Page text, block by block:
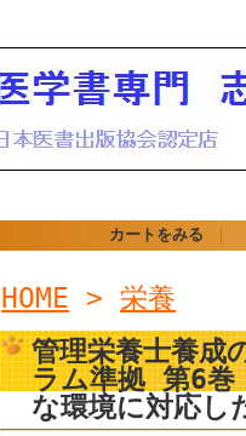
カートをみる
HOME > 栄養
管理栄養士養成
ラム準拠 第6巻
な環境に対応